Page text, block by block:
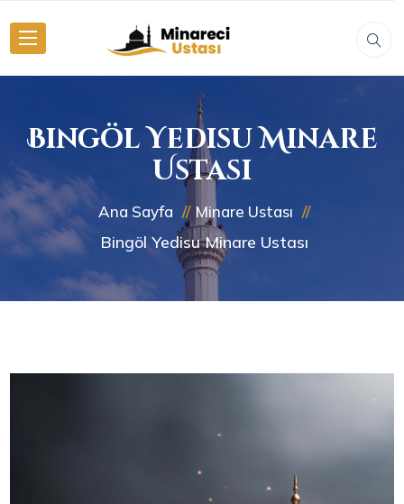
Bingöl Yedisu Minare
Ustası
Ana Sayfa Minare Ustası
Bingöl Yedisu Minare Ustası